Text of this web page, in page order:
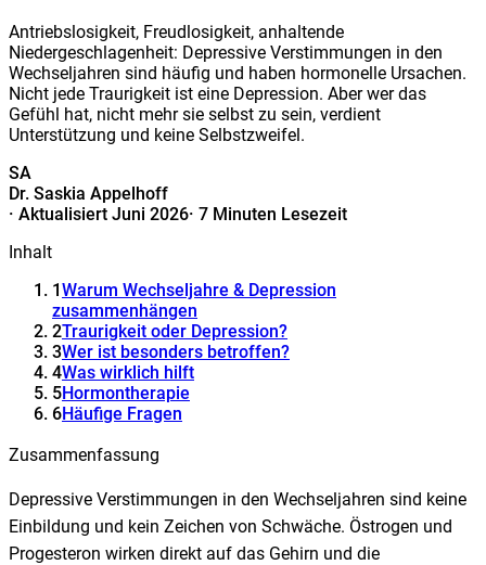
Antriebslosigkeit, Freudlosigkeit, anhaltende
Niedergeschlagenheit: Depressive Verstimmungen in den
Wechseljahren sind häufig und haben hormonelle Ursachen.
Nicht jede Traurigkeit ist eine Depression. Aber wer das
Gefühl hat, nicht mehr sie selbst zu sein, verdient
Unterstützung und keine Selbstzweifel.
SA
Dr. Saskia Appelhoff
· Aktualisiert Juni 2026· 7 Minuten Lesezeit
Inhalt
1Warum Wechseljahre & Depression
zusammenhängen
2Traurigkeit oder Depression?
3Wer ist besonders betroffen?
4Was wirklich hilft
5Hormontherapie
6Häufige Fragen
Zusammenfassung
Depressive Verstimmungen in den Wechseljahren sind keine
Einbildung und kein Zeichen von Schwäche. Östrogen und
Progesteron wirken direkt auf das Gehirn und die